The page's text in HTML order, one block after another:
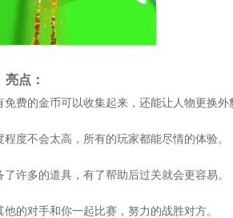
亮点：
免费的金币可以收集起来，还能让人物更换外
程度不会太高，所有的玩家都能尽情的体验。
了许多的道具，有了帮助后过关就会更容易。
他的对手和你一起比赛，努力的战胜对方。